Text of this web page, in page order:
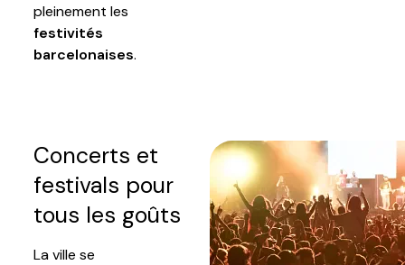
pleinement les
festivités
barcelonaises.
Concerts et
festivals pour
tous les goûts
La ville se